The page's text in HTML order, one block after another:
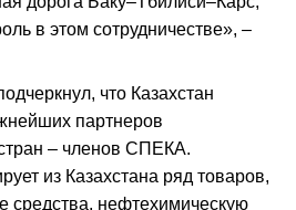
в этом сотрудничестве», –
что Казахстан
партнеров
– членов СПЕКА.
из Казахстана ряд товаров,
средства, нефтехимическую